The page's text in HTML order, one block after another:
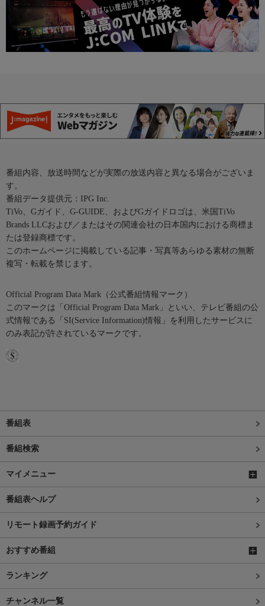
番組内容、放送時間などが実際の放送内容と異なる場合がございま
す。
番組データ提供元：IPG Inc.
TiVo、Gガイド、G-GUIDE、およびGガイドロゴは、米国TiVo
Brands LLCおよび／またはその関連会社の日本国内における商標ま
たは登録商標です。
このホームページに掲載している記事・写真等あらゆる素材の無断
複写・転載を禁じます。
Official Program Data Mark（公式番組情報マーク）
このマークは「Official Program Data Mark」といい、テレビ番組の公
式情報である「SI(Service Information)情報」を利用したサービスに
のみ表記が許されているマークです。
番組表
番組検索
マイメニュー
番組表ヘルプ
リモート録画予約ガイド
おすすめ番組
ランキング
チャンネル一覧